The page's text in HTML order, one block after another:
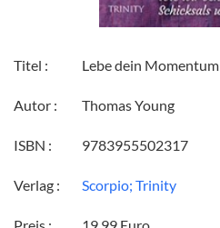
Titel : Lebe dein Momentum
Autor : Thomas Young
ISBN : 9783955502317
Verlag : Scorpio; Trinity